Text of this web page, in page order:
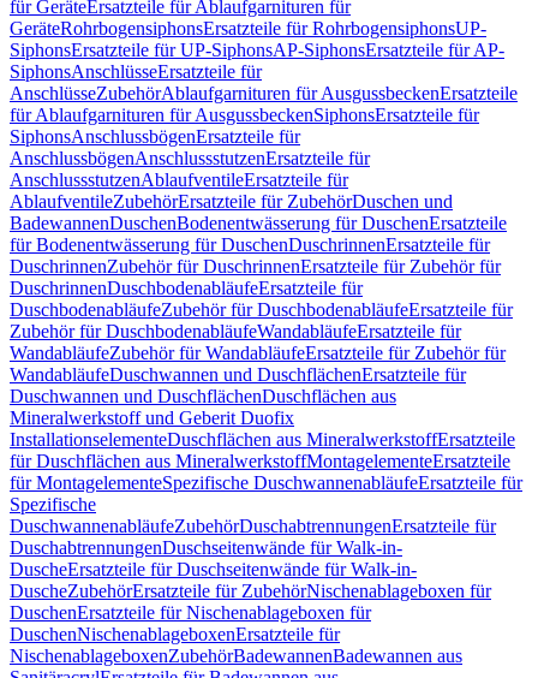
für GeräteErsatzteile für Ablaufgarnituren für
GeräteRohrbogensiphonsErsatzteile für RohrbogensiphonsUP-
SiphonsErsatzteile für UP-SiphonsAP-SiphonsErsatzteile für AP-
SiphonsAnschlüsseErsatzteile für
AnschlüsseZubehörAblaufgarnituren für AusgussbeckenErsatzteile
für Ablaufgarnituren für AusgussbeckenSiphonsErsatzteile für
SiphonsAnschlussbögenErsatzteile für
AnschlussbögenAnschlussstutzenErsatzteile für
AnschlussstutzenAblaufventileErsatzteile für
AblaufventileZubehörErsatzteile für ZubehörDuschen und
BadewannenDuschenBodenentwässerung für DuschenErsatzteile
für Bodenentwässerung für DuschenDuschrinnenErsatzteile für
DuschrinnenZubehör für DuschrinnenErsatzteile für Zubehör für
DuschrinnenDuschbodenabläufeErsatzteile für
DuschbodenabläufeZubehör für DuschbodenabläufeErsatzteile für
Zubehör für DuschbodenabläufeWandabläufeErsatzteile für
WandabläufeZubehör für WandabläufeErsatzteile für Zubehör für
WandabläufeDuschwannen und DuschflächenErsatzteile für
Duschwannen und DuschflächenDuschflächen aus
Mineralwerkstoff und Geberit Duofix
InstallationselementeDuschflächen aus MineralwerkstoffErsatzteile
für Duschflächen aus MineralwerkstoffMontagelementeErsatzteile
für MontagelementeSpezifische DuschwannenabläufeErsatzteile für
Spezifische
DuschwannenabläufeZubehörDuschabtrennungenErsatzteile für
DuschabtrennungenDuschseitenwände für Walk-in-
DuscheErsatzteile für Duschseitenwände für Walk-in-
DuscheZubehörErsatzteile für ZubehörNischenablageboxen für
DuschenErsatzteile für Nischenablageboxen für
DuschenNischenablageboxenErsatzteile für
NischenablageboxenZubehörBadewannenBadewannen aus